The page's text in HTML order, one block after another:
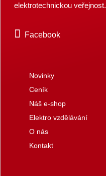
elektrotechnickou veřejnost.
Facebook
Novinky
Ceník
Náš e-shop
Elektro vzdělávání
O nás
Kontakt